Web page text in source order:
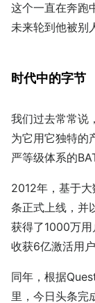
这个一直在奔跑
未来轮到他被别
时代中的字节
我们过去常常说
为它用它独特的
严等级体系的
2012年，基于
条正式上线，并
获得了1000万
收获6亿激活用
同年，根据
里，今日头条完